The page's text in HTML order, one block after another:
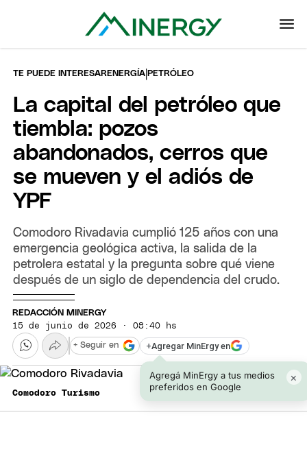
TE PUEDE INTERESARENERGÍA |PETRÓLEO
La capital del petróleo que
tiembla: pozos
abandonados, cerros que
se mueven y el adiós de
YPF
Comodoro Rivadavia cumplió 125 años con una
emergencia geológica activa, la salida de la
petrolera estatal y la pregunta sobre qué viene
después de un siglo de dependencia del crudo.
REDACCIÓN MINERGY
15 de junio de 2026 · 08:40 hs
+Agregar MinErgy en
Agregá MinErgy a tus medios
preferidos en Google
×
+ Seguir en
Comodoro Turismo